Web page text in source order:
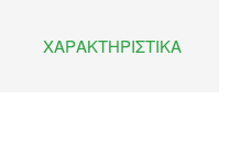
ΧΑΡΑΚΤΗΡΙΣΤΙΚΆ